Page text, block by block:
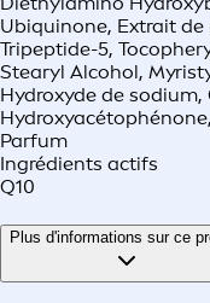
Ubiquinone, Extrait de
Tripeptide-5,
Stearyl Alcohol,
Hydroxyde de
Parfum
Ingrédients actifs
Q10
Plus d'informations sur ce